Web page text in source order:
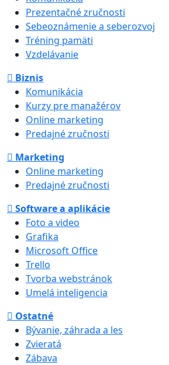
Prezentačné zručnosti
Sebeoznámenie a seberozvoj
Tréning pamäti
Vzdelávanie
Biznis
Komunikácia
Kurzy pre manažérov
Online marketing
Predajné zručnosti
Marketing
Online marketing
Predajné zručnosti
Software a aplikácie
Foto a video
Grafika
Microsoft Office
Trello
Tvorba webstránok
Umelá inteligencia
Ostatné
Bývanie, záhrada a les
Zvieratá
Zábava